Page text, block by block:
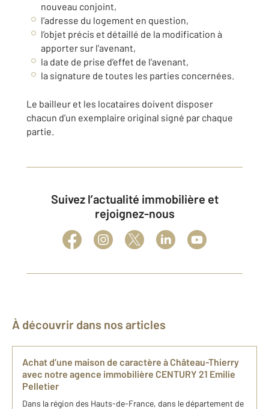
nouveau conjoint,
l’adresse du logement en question,
l’objet précis et détaillé de la modification à
apporter sur l'avenant,
la date de prise d’effet de l’avenant,
la signature de toutes les parties concernées.
Le bailleur et les locataires doivent disposer
chacun d’un exemplaire original signé par chaque
partie.
Suivez l’actualité immobilière et
rejoignez-nous
À découvrir dans nos articles
Achat d’une maison de caractère à Château-Thierry
avec notre agence immobilière CENTURY 21 Emilie
Pelletier
Dans la région des Hauts-de-France, dans le département de